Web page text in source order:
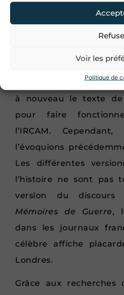
Voir les
Politique de
Cette technologie
notamment utilisée
d’un acteur, dans le
doit
à nouveau le texte
pour faire
l’IRCAM.
l’évoquions
Les différentes
l’histoire ne sont pas
version du
Mémoires de Guerre,
dans les journaux
célèbre affiche
Londres.
Grâce aux recherches
Je